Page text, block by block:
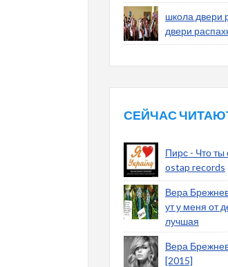
школа двери
двери
СЕЙЧАС
Пирс - Что ты
ostap records
Вера
ут у меня от
лучшая
Вера
[2015]